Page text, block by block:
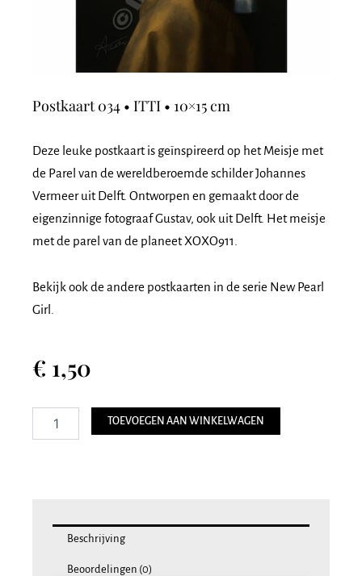
Postkaart 034 • ITTI • 10×15 cm
Deze leuke postkaart is geïnspireerd op het Meisje met
de Parel van de wereldberoemde schilder Johannes
Vermeer uit Delft. Ontworpen en gemaakt door de
eigenzinnige fotograaf Gustav, ook uit Delft. Het meisje
met de parel van de planeet XOXO911.
Bekijk ook de andere postkaarten in de serie New Pearl
Girl.
€ 1,50
aantal
TOEVOEGEN AAN WINKELWAGEN
Beschrijving
Beoordelingen (0)